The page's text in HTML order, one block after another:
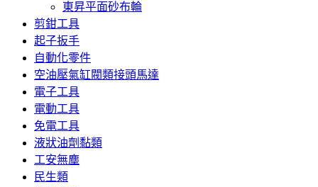
東昇平面砂布輪
剪鉗工具
起子扳手
自動化零件
空油壓氣缸閥類接頭馬達
電子工具
電動工具
免電工具
液狀油劑黏類
工安無塵
民生類